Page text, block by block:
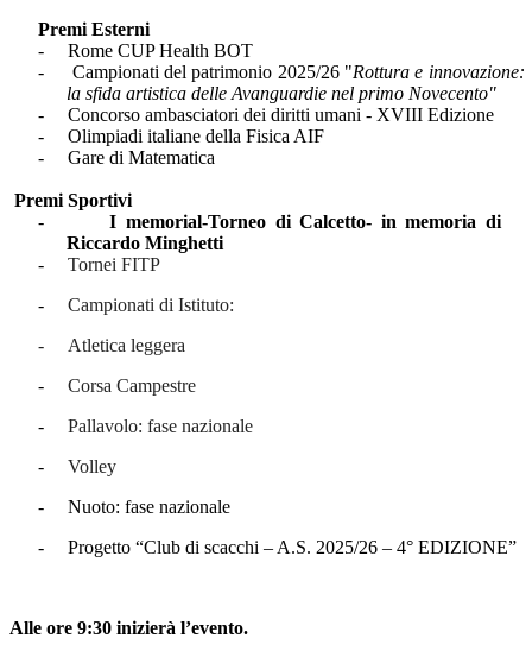
Premi Esterni
-
Rome CUP Health BOT
-
Campionati del patrimonio 2025/26 "Rottura e innovazione:
la sfida artistica delle Avanguardie nel primo Novecento"
-
Concorso ambasciatori dei diritti umani - XVIII Edizione
-
Olimpiadi italiane della Fisica AIF
-
Gare di Matematica
Premi Sportivi
-
I memorial-Torneo di Calcetto- in memoria di
Riccardo Minghetti
-
Tornei FITP
-
Campionati di Istituto:
-
Atletica leggera
-
Corsa Campestre
-
Pallavolo: fase nazionale
-
Volley
-
Nuoto: fase nazionale
-
Progetto “Club di scacchi – A.S. 2025/26 – 4° EDIZIONE”
Alle ore 9:30 inizierà l’evento.